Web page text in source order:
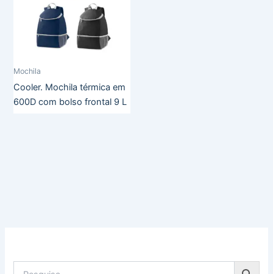
Mochila
Cooler. Mochila térmica em
600D com bolso frontal 9 L